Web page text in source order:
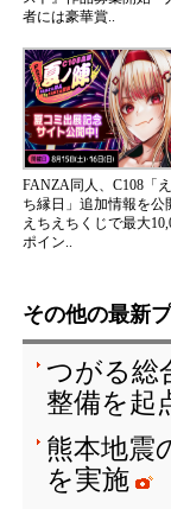
者には豪華賞..
FANZA同人、C108「
ち縁日」追加情報を公
えちえちくじで最大
ポイン..
その他の最新
つがる総
整備を起
熊本地震
を実施